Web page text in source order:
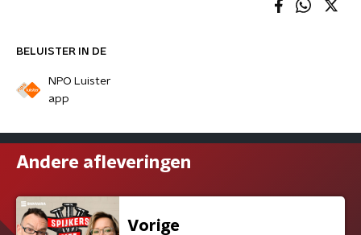
BELUISTER IN DE
NPO Luister
app
Andere afleveringen
Vorige